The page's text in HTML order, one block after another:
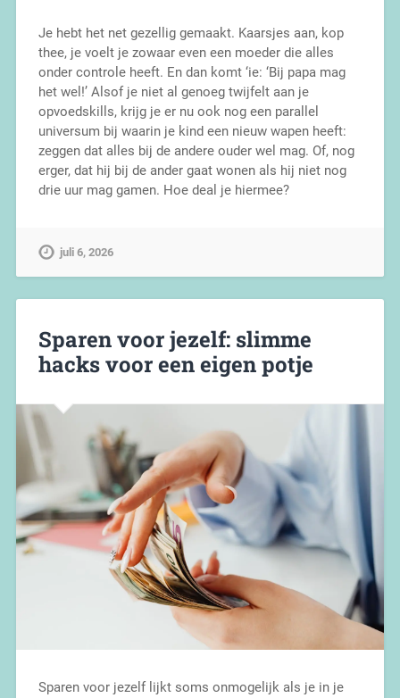
Je hebt het net gezellig gemaakt. Kaarsjes aan, kop
thee, je voelt je zowaar even een moeder die alles
onder controle heeft. En dan komt ‘ie: ‘Bij papa mag
het wel!’ Alsof je niet al genoeg twijfelt aan je
opvoedskills, krijg je er nu ook nog een parallel
universum bij waarin je kind een nieuw wapen heeft:
zeggen dat alles bij de andere ouder wel mag. Of, nog
erger, dat hij bij de ander gaat wonen als hij niet nog
drie uur mag gamen. Hoe deal je hiermee?
juli 6, 2026
Sparen voor jezelf: slimme
hacks voor een eigen potje
Sparen voor jezelf lijkt soms onmogelijk als je in je